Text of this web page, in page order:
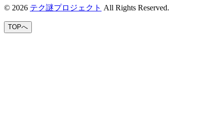
© 2026 テク謎プロジェクト All Rights Reserved.
TOPへ